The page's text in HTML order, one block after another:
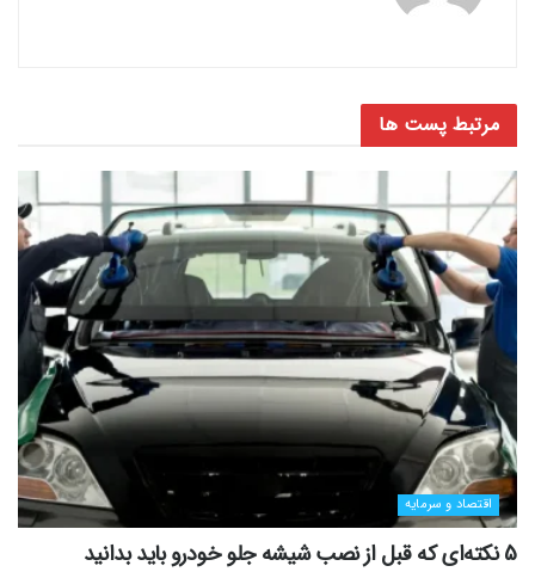
مرتبط پست ها
اقتصاد و سرمایه
5 نکته‌ای که قبل از نصب شیشه جلو خودرو باید بدانید